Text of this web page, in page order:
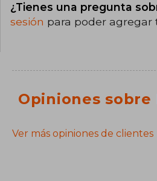
¿Tienes una pregunta
sesión para poder
Opiniones sobre
Ver más opiniones de clientes